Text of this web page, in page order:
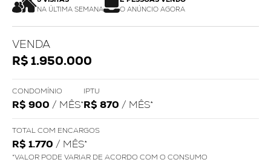
NA ÚLTIMA SEMANA
O ANÚNCIO AGORA
VENDA
R$ 1.950.000
CONDOMÍNIO
R$ 900 / MÊS*
IPTU
R$ 870 / MÊS*
TOTAL COM ENCARGOS
R$ 1.770 / MÊS*
*VALOR PODE VARIAR DE ACORDO COM O CONSUMO